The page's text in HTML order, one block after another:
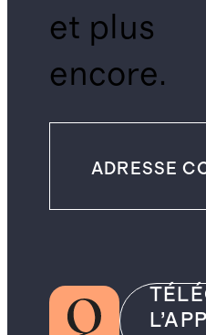
et plus
encore.